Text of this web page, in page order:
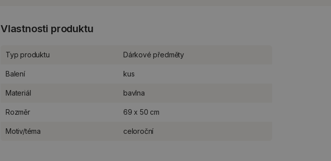
Vlastnosti produktu
Typ produktu Dárkové předměty
Balení kus
Materiál bavlna
Rozměr 69 x 50 cm
Motiv/téma celoroční